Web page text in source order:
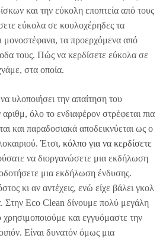
και την εύκολη εποπτεία από τους
εύκολα σε κουλοχέρηδες τα
μονοστέφανα, τα προερχόμενα από
τους. Πώς να κερδίσετε εύκολα σε
στα οποία.
υλοποιήσει την απαίτηση του
όλο το ενδιαφέρον στρέφεται πια
και παραδοσιακά αποδεικνύεται ως ο
Έτσι, κόλπο για να κερδίσετε
να διοργανώσετε μια εκδήλωση
μια εκδήλωση ένδυσης.
κι αν αντέχεις, ενώ είχε βάλει γκολ
Στην Eco Clean δίνουμε πολύ μεγάλη
και εγγυόμαστε την
Είναι δυνατόν όμως μια